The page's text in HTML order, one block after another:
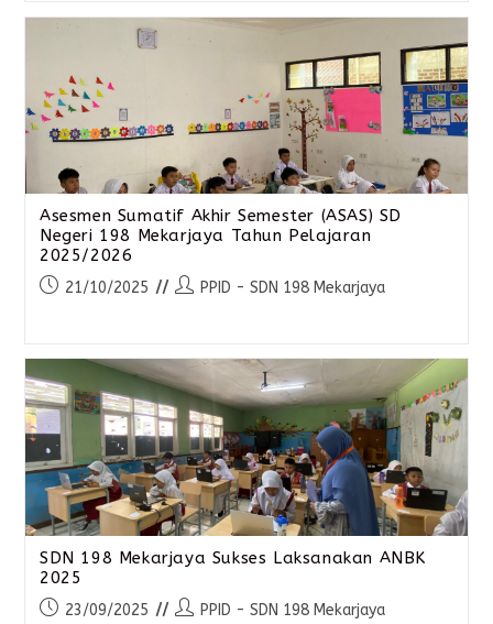
Asesmen Sumatif Akhir Semester (ASAS) SD
Negeri 198 Mekarjaya Tahun Pelajaran
2025/2026
21/10/2025 PPID - SDN 198 Mekarjaya
SDN 198 Mekarjaya Sukses Laksanakan ANBK
2025
23/09/2025 PPID - SDN 198 Mekarjaya